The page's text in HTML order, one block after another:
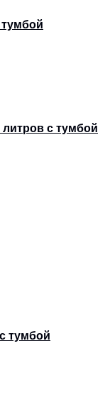
с тумбой
тумбой